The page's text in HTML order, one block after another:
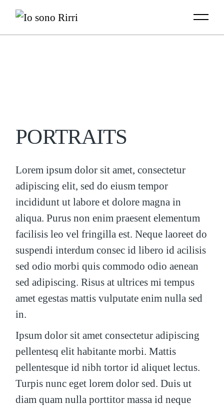
content
PORTRAITS
Lorem ipsum dolor sit amet, consectetur
adipiscing elit, sed do eiusm tempor
incididunt ut labore et dolore magna in
aliqua. Purus non enim praesent elementum
facilisis leo vel fringilla est. Neque laoreet do
suspendi interdum consec id libero id acilisis
sed odio morbi quis commodo odio aenean
sed adipiscing. Risus at ultrices mi tempus
amet egestas mattis vulputate enim nulla sed
in.
Ipsum dolor sit amet consectetur adipiscing
pellentesq elit habitante morbi. Mattis
pellentesque id nibh tortor id aliquet lectus.
Turpis nunc eget lorem dolor sed. Duis ut
diam quam nulla porttitor massa id neque